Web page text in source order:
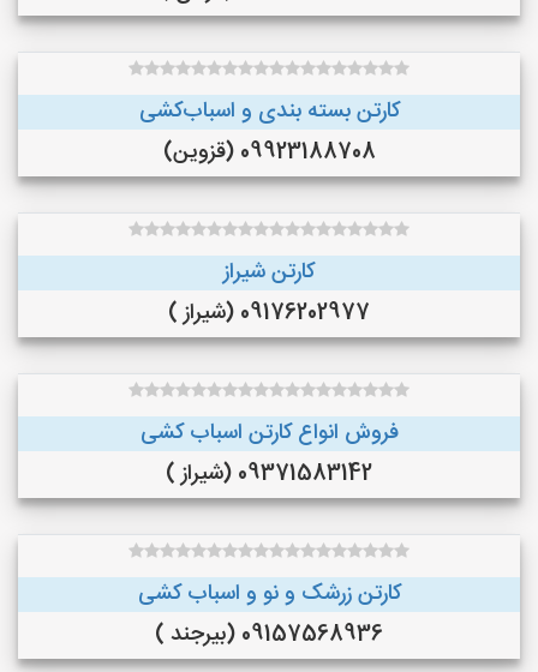
کارتن بسته بندی و اسباب‌کشی
09923188708 (قزوین)
کارتن شیراز
09176202977 (شیراز )
فروش انواع کارتن اسباب کشی
09371583142 (شیراز )
کارتن زرشک و نو و اسباب کشی
09157568936 (بیرجند )